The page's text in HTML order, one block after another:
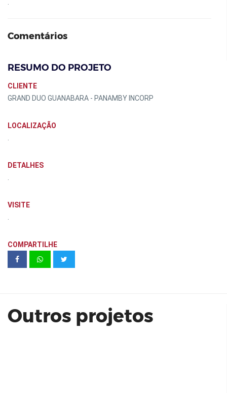
Comentários
RESUMO DO PROJETO
CLIENTE
GRAND DUO GUANABARA - PANAMBY INCORP
LOCALIZAÇÃO
DETALHES
VISITE
COMPARTILHE
Outros projetos
Living In Nova Klabin 37 M²